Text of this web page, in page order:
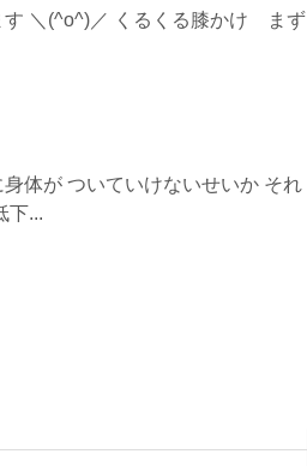
す ＼(^o^)／ くるくる膝かけ まず
体が ついていけないせいか それ
下...